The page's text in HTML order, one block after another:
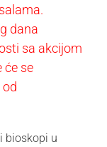
dana
sa akcijom
će se
bioskopi u